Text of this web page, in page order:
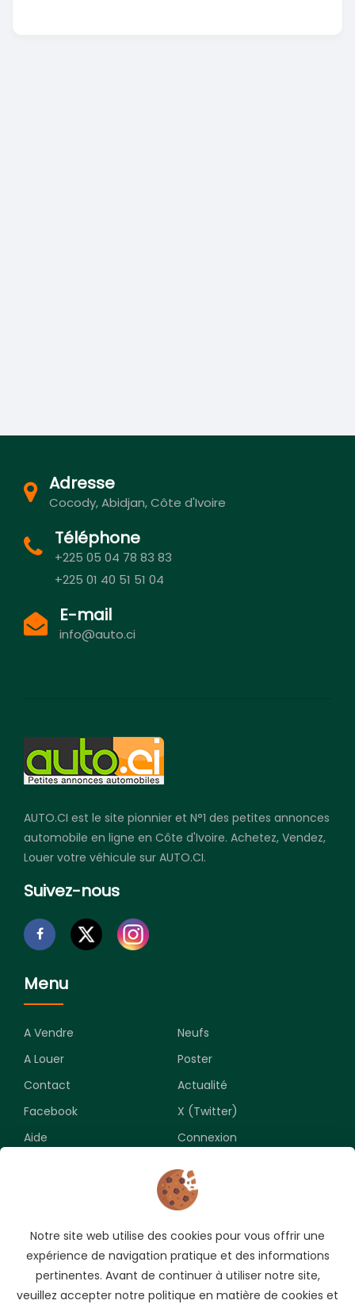
Adresse
Cocody, Abidjan, Côte d'Ivoire
Téléphone
+225 05 04 78 83 83
+225 01 40 51 51 04
E-mail
info@auto.ci
AUTO.CI est le site pionnier et N°1 des petites annonces
automobile en ligne en Côte d'Ivoire. Achetez, Vendez,
Louer votre véhicule sur AUTO.CI.
Suivez-nous
Menu
A Vendre
Neufs
A Louer
Poster
Contact
Actualité
Facebook
X (Twitter)
Aide
Connexion
Souscrivez pour recevoir les meilleures opportunités.
Notre site web utilise des cookies pour vous offrir une
expérience de navigation pratique et des informations
pertinentes. Avant de continuer à utiliser notre site,
veuillez accepter notre politique en matière de cookies et